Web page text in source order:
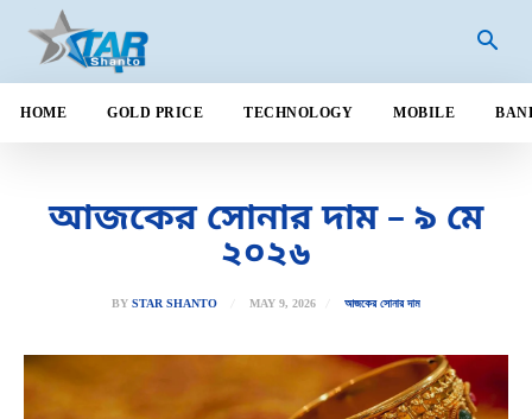
HOME GOLD PRICE TECHNOLOGY MOBILE
আজকের সোনার দাম – ৯ মে
২০২৬
BY STAR SHANTO MAY 9, 2026 আজকের সোনার দাম